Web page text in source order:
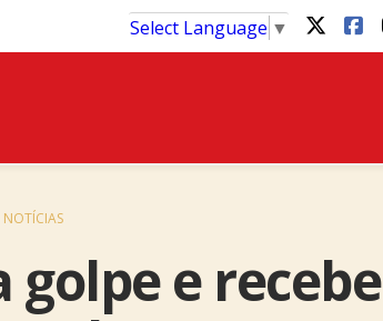
Select Language ▼
NOTÍCIAS
golpe e recebe